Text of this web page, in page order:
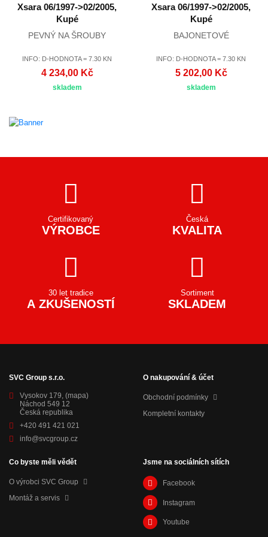
Xsara 06/1997->02/2005,
Kupé
PEVNÝ NA ŠROUBY
INFO: D-HODNOTA = 7.30 KN
4 234,00 Kč
skladem
Xsara 06/1997->02/2005,
Kupé
BAJONETOVÉ
INFO: D-HODNOTA = 7.30 KN
5 202,00 Kč
skladem
Certifikovaný
VÝROBCE
Česká
KVALITA
30 let tradice
A ZKUŠENOSTÍ
Sortiment
SKLADEM
SVC Group s.r.o.
Vysokov 179, (mapa)
Náchod 549 12
Česká republika
+420 491 421 021
info@svcgroup.cz
O nakupování & účet
Obchodní podmínky
Kompletní kontakty
Co byste měli vědět
O výrobci SVC Group
Montáž a servis
Jsme na sociálních sítích
Facebook
Instagram
Youtube